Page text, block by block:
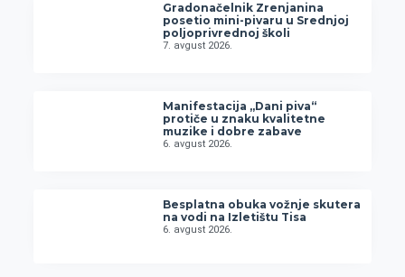
Gradonačelnik Zrenjanina
posetio mini-pivaru u Srednjoj
poljoprivrednoj školi
7. avgust 2026.
Manifestacija „Dani piva“
protiče u znaku kvalitetne
muzike i dobre zabave
6. avgust 2026.
Besplatna obuka vožnje skutera
na vodi na Izletištu Tisa
6. avgust 2026.